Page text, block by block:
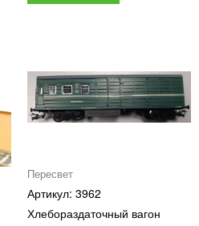
Пересвет
3962
Хлебораздаточный вагон